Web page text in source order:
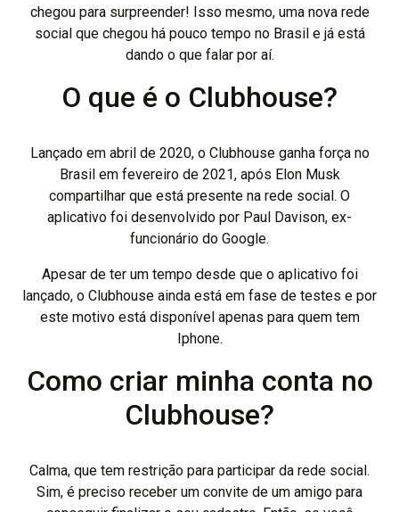
chegou para surpreender! Isso mesmo, uma nova rede
social que chegou há pouco tempo no Brasil e já está
dando o que falar por aí.
O que é o Clubhouse?
Lançado em abril de 2020, o Clubhouse ganha força no
Brasil em fevereiro de 2021, após Elon Musk
compartilhar que está presente na rede social. O
aplicativo foi desenvolvido por Paul Davison, ex-
funcionário do Google.
Apesar de ter um tempo desde que o aplicativo foi
lançado, o Clubhouse ainda está em fase de testes e por
este motivo está disponível apenas para quem tem
Iphone.
Como criar minha conta no
Clubhouse?
Calma, que tem restrição para participar da rede social.
Sim, é preciso receber um convite de um amigo para